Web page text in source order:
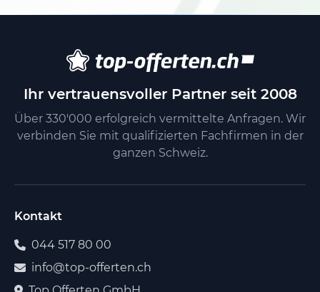
Ihr vertrauensvoller Partner seit 2008
Über 330'000 erfolgreich vermittelte Anfragen. Wir
verbinden Sie mit qualifizierten Fachfirmen in der
ganzen Schweiz.
Kontakt
044 517 80 00
info@top-offerten.ch